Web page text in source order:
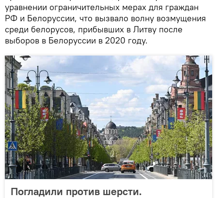
уравнении ограничительных мерах для граждан
РФ и Белоруссии, что вызвало волну возмущения
среди белорусов, прибывших в Литву после
выборов в Белоруссии в 2020 году.
Погладили против шерсти.